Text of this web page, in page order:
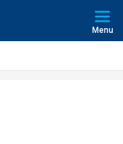
Menu